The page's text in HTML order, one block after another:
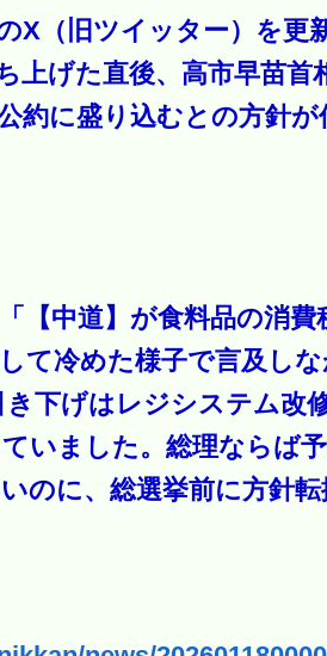
X（旧ツイッター）を更
上げた直後、高市早苗首
約に盛り込むとの方針が
【中道】が食料品の消費
て冷めた様子で言及しな
き下げはレジシステム改
いました。総理ならば
のに、総選挙前に方針